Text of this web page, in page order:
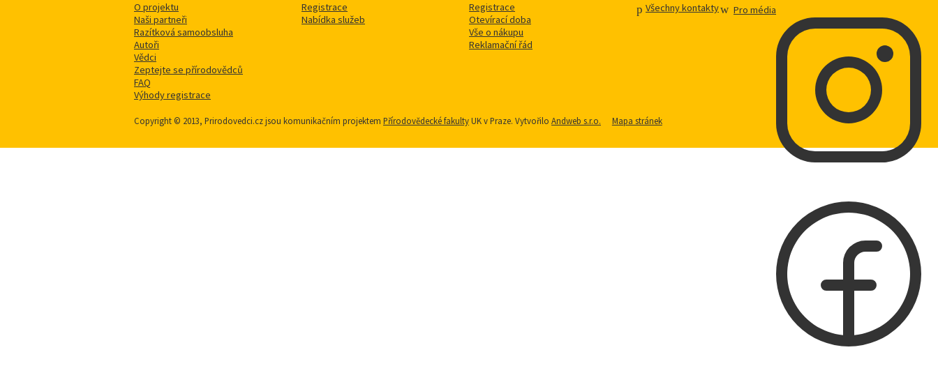
O projektu
Naši partneři
Razítková samoobsluha
Autoři
Vědci
Zeptejte se přírodovědců
FAQ
Výhody registrace
Registrace
Nabídka služeb
Registrace
Otevírací doba
Vše o nákupu
Reklamační řád
Všechny kontakty Pro média
Copyright © 2013, Prirodovedci.cz jsou komunikačním projektem Přírodovědecké fakultyUK v Praze. Vytvořilo Andweb s.r.o. Mapa stránek